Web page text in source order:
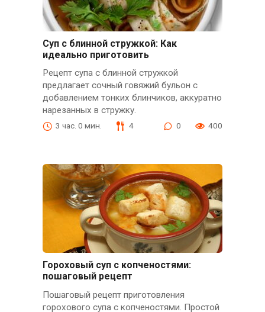
Суп с блинной стружкой: Как
идеально приготовить
Рецепт супа с блинной стружкой
предлагает сочный говяжий бульон с
добавлением тонких блинчиков, аккуратно
нарезанных в стружку.
3 час. 0 мин. 4 0 400
Гороховый суп с копченостями:
пошаговый рецепт
Пошаговый рецепт приготовления
горохового супа с копченостями. Простой